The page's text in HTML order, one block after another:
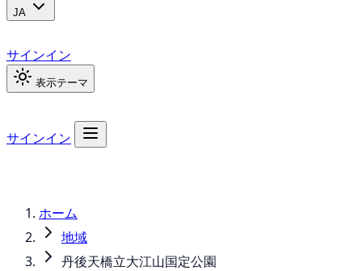
JA
サインイン
表示テーマ
サインイン
ホーム
地域
丹後天橋立大江山国定公園